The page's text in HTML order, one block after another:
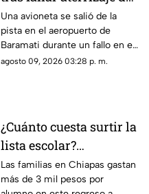
emergencia en India
(VIDEOS)
Una avioneta se salió de la
pista en el aeropuerto de
Baramati durante un fallo en el
aterrizaje, por lo que terminó
agosto 09, 2026 03:28 p. m.
¿Cuánto cuesta surtir la
lista escolar?
Chiapanecos gastan
más de 3 mil pesos por
Las familias en Chiapas gastan
más de 3 mil pesos por